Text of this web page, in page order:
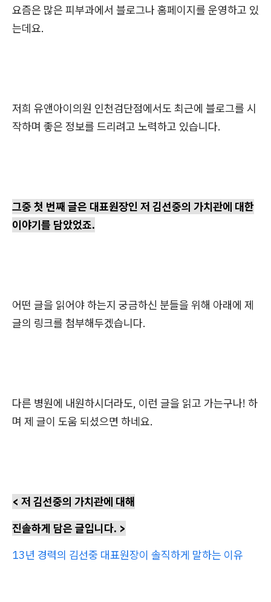
요즘은 많은 피부과에서 블로그나 홈페이지를 운영하고 있
는데요.
저희 유앤아이의원 인천검단점에서도 최근에 블로그를 시
작하며 좋은 정보를 드리려고 노력하고 있습니다.
그중 첫 번째 글은 대표원장인 저 김선중의 가치관에 대한
이야기를 담았었죠.
어떤 글을 읽어야 하는지 궁금하신 분들을 위해 아래에 제
글의 링크를 첨부해두겠습니다.
다른 병원에 내원하시더라도, 이런 글을 읽고 가는구나! 하
며 제 글이 도움 되셨으면 하네요.
< 저 김선중의 가치관에 대해
진솔하게 담은 글입니다. >
13년 경력의 김선중 대표원장이 솔직하게 말하는 이유